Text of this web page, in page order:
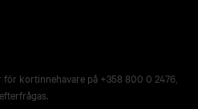
kortinnehavare på +358 800 0 2476,